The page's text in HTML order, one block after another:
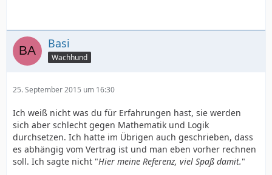
Basi
Wachhund
25. September 2015 um 16:30
Ich weiß nicht was du für Erfahrungen hast, sie werden
sich aber schlecht gegen Mathematik und Logik
durchsetzen. Ich hatte im Übrigen auch geschrieben, dass
es abhängig vom Vertrag ist und man eben vorher rechnen
soll. Ich sagte nicht "Hier meine Referenz, viel Spaß damit."